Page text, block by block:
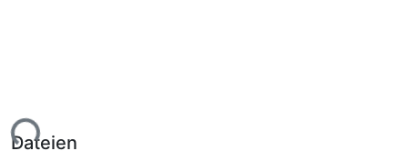
Lade...
Dateien